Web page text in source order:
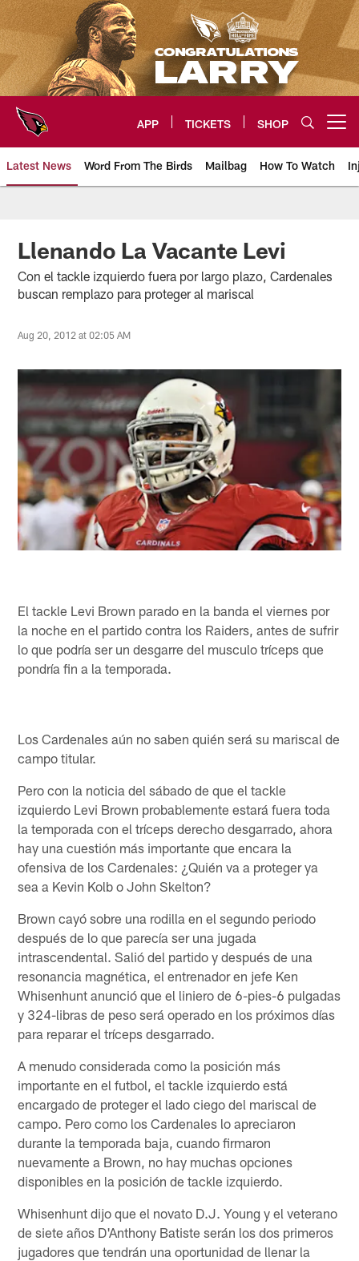
Skip
to
main
content
APP TICKETS SHOP
Latest News Word From The Birds Mailbag How To Watch
Arizona Cardinals Home: The
Llenando La Vacante Levi
Con el tackle izquierdo fuera por largo plazo, Cardenales
buscan remplazo para proteger al mariscal
Aug 20, 2012 at 02:05 AM
El tackle Levi Brown parado en la banda el viernes por
la noche en el partido contra los Raiders, antes de sufrir
lo que podría ser un desgarre del musculo tríceps que
pondría fin a la temporada.
Los Cardenales aún no saben quién será su mariscal de
campo titular.
Pero con la noticia del sábado de que el tackle
izquierdo Levi Brown probablemente estará fuera toda
la temporada con el tríceps derecho desgarrado, ahora
hay una cuestión más importante que encara la
ofensiva de los Cardenales: ¿Quién va a proteger ya
sea a Kevin Kolb o John Skelton?
Brown cayó sobre una rodilla en el segundo periodo
después de lo que parecía ser una jugada
intrascendental. Salió del partido y después de una
resonancia magnética, el entrenador en jefe Ken
Whisenhunt anunció que el liniero de 6-pies-6 pulgadas
y 324-libras de peso será operado en los próximos días
para reparar el tríceps desgarrado.
A menudo considerada como la posición más
importante en el futbol, ​​el tackle izquierdo está
encargado de proteger el lado ciego del mariscal de
campo. Pero como los Cardenales lo apreciaron
durante la temporada baja, cuando firmaron
nuevamente a Brown, no hay muchas opciones
disponibles en la posición de tackle izquierdo.
Whisenhunt dijo que el novato D.J. Young y el veterano
de siete años D'Anthony Batiste serán los dos primeros
jugadores que tendrán una oportunidad de llenar la